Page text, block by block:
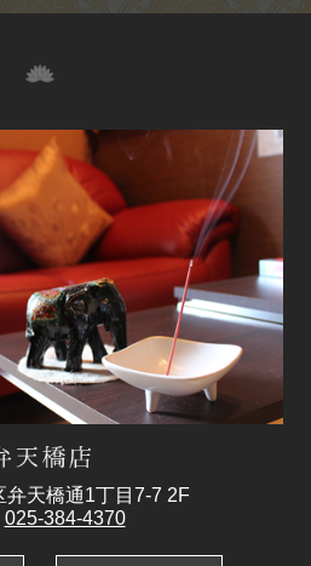
弁天橋通1丁目7-7 2F
025-384-4370